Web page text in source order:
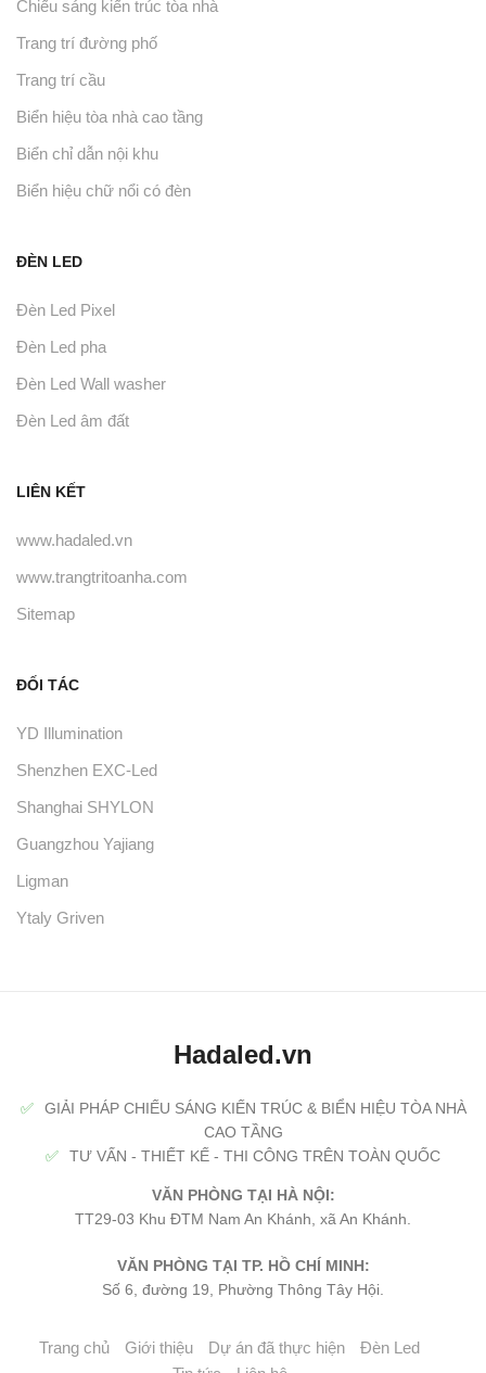
Chiếu sáng kiến trúc tòa nhà
Trang trí đường phố
Trang trí cầu
Biển hiệu tòa nhà cao tầng
Biển chỉ dẫn nội khu
Biển hiệu chữ nổi có đèn
ĐÈN LED
Đèn Led Pixel
Đèn Led pha
Đèn Led Wall washer
Đèn Led âm đất
LIÊN KẾT
www.hadaled.vn
www.trangtritoanha.com
Sitemap
ĐỐI TÁC
YD Illumination
Shenzhen EXC-Led
Shanghai SHYLON
Guangzhou Yajiang
Ligman
Ytaly Griven
Hadaled.vn
✅
GIẢI PHÁP CHIẾU SÁNG KIẾN TRÚC & BIỂN HIỆU TÒA NHÀ
CAO TẦNG
✅
TƯ VẤN - THIẾT KẾ - THI CÔNG TRÊN TOÀN QUỐC
VĂN PHÒNG TẠI HÀ NỘI:
TT29-03 Khu ĐTM Nam An Khánh, xã An Khánh.
VĂN PHÒNG TẠI TP. HỒ CHÍ MINH:
Số 6, đường 19, Phường Thông Tây Hội.
Trang chủ Giới thiệu Dự án đã thực hiện
Đèn Led